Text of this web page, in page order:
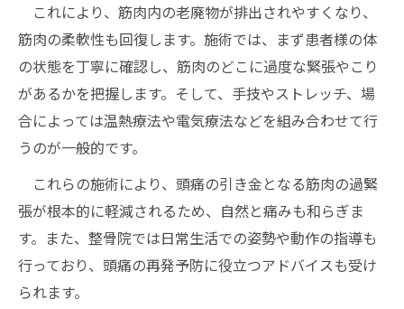
これにより、筋肉内の老廃物が排出されやすくなり、
筋肉の柔軟性も回復します。施術では、まず患者様の体
の状態を丁寧に確認し、筋肉のどこに過度な緊張やこり
があるかを把握します。そして、手技やストレッチ、場
合によっては温熱療法や電気療法などを組み合わせて行
うのが一般的です。
これらの施術により、頭痛の引き金となる筋肉の過緊
張が根本的に軽減されるため、自然と痛みも和らぎま
す。また、整骨院では日常生活での姿勢や動作の指導も
行っており、頭痛の再発予防に役立つアドバイスも受け
られます。